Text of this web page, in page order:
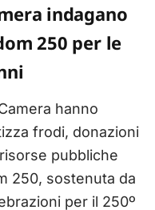
indagano
250 per le
hanno
frodi, donazioni
pubbliche
250, sostenuta da
per il 250º